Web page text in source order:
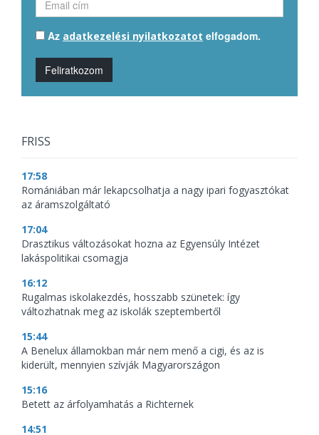
Az adatkezelési nyilatkozatot elfogadom.
Feliratkozom
FRISS
17:58
Romániában már lekapcsolhatja a nagy ipari fogyasztókat
az áramszolgáltató
17:04
Drasztikus változásokat hozna az Egyensúly Intézet
lakáspolitikai csomagja
16:12
Rugalmas iskolakezdés, hosszabb szünetek: így
változhatnak meg az iskolák szeptembertől
15:44
A Benelux államokban már nem menő a cigi, és az is
kiderült, mennyien szívják Magyarországon
15:16
Betett az árfolyamhatás a Richternek
14:51